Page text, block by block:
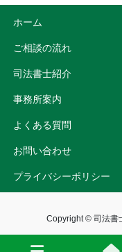
ホーム
ご相談の流れ
司法書士紹介
事務所案内
よくある質問
お問い合わせ
プライバシーポリシー
Copyright © 司法書